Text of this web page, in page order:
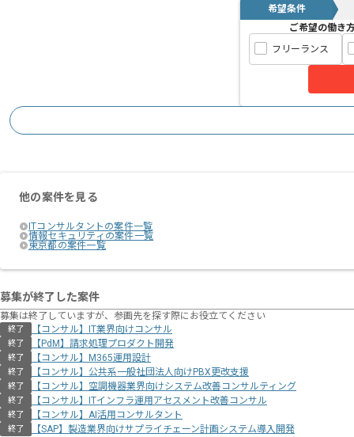
希望条件
ご希望の働き
フリーランス
他の案件を見る
ITコンサルタントの案件一覧
情報セキュリティの案件一覧
東京都の案件一覧
募集が終了した案件
募集は終了していますが、参画先を探す際にお役立てください
終了 【コンサル】IT業界向けコンサル
終了 【PdM】請求処理プロダクト開発
終了 【コンサル】M365運用設計
終了 【コンサル】公共系一般社団法人向けPBX更改支援
終了 【コンサル】空調機器業界向けシステム改善コンサルティング
終了 【コンサル】ITインフラ運用アセスメント改善コンサル
終了 【コンサル】AI活用コンサルタント
終了
【SAP】製造業界向けサプライチェーン計画システム導入開発